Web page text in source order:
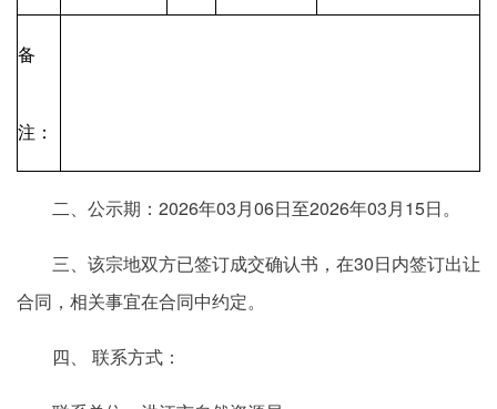
备
注：
二、公示期：2026年03月06日至2026年03月15日。
三、该宗地双方已签订成交确认书，在30日内签订出让
合同，相关事宜在合同中约定。
四、 联系方式：